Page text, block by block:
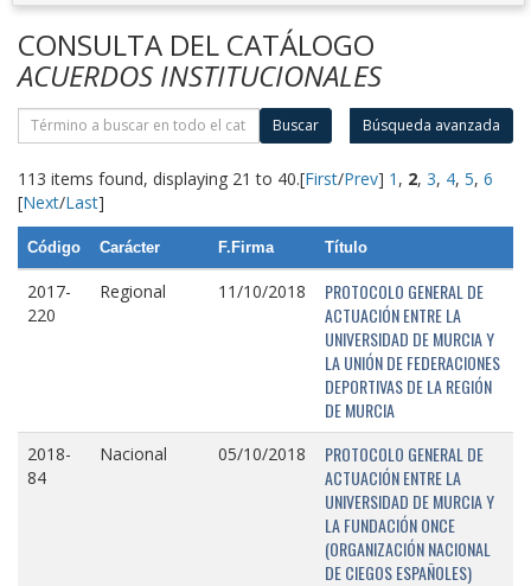
CONSULTA DEL CATÁLOGO
ACUERDOS INSTITUCIONALES
Buscar Búsqueda avanzada
113 items found, displaying 21 to 40.[First/Prev] 1 , 2, 3, 4, 5, 6
[Next/Last]
Código Carácter F.Firma Título
2017-
220
Regional 11/10/2018
PROTOCOLO GENERAL DE
ACTUACIÓN ENTRE LA
UNIVERSIDAD DE MURCIA Y
LA UNIÓN DE FEDERACIONES
DEPORTIVAS DE LA REGIÓN
DE MURCIA
2018-
84
Nacional 05/10/2018
PROTOCOLO GENERAL DE
ACTUACIÓN ENTRE LA
UNIVERSIDAD DE MURCIA Y
LA FUNDACIÓN ONCE
(ORGANIZACIÓN NACIONAL
DE CIEGOS ESPAÑOLES)